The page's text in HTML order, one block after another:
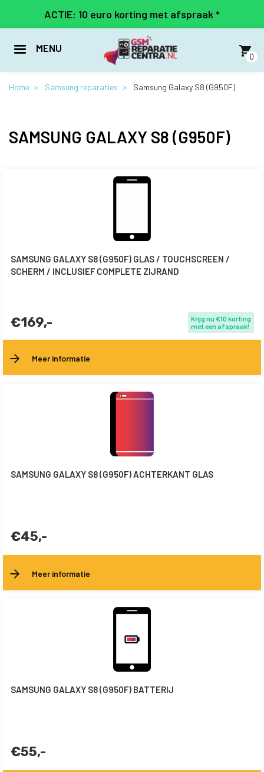
naar
inhoud
ACTIE: 10 euro korting met afspraak *
MENU
0
Home Samsung reparaties Samsung Galaxy S8 (G950F)
SAMSUNG GALAXY S8 (G950F)
SAMSUNG GALAXY S8 (G950F) GLAS / TOUCHSCREEN /
SCHERM / INCLUSIEF COMPLETE ZIJRAND
€169,-
Krijg nu €10 korting
met een afspraak!
Meer informatie
SAMSUNG GALAXY S8 (G950F) ACHTERKANT GLAS
€45,-
Meer informatie
SAMSUNG GALAXY S8 (G950F) BATTERIJ
€55,-